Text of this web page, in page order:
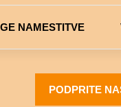
NAMESTITVE
PODPRITE